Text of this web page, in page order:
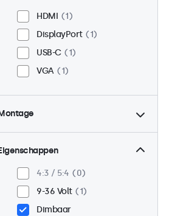
HDMI
1
DisplayPort
1
USB-C
1
VGA
1
Panel mount
1
Inbouw
VESA 75 x 75
VESA 100 x 100
4:3 / 5:4
0
9-36 Volt
1
Dimbaar